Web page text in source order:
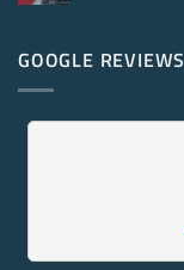
Friendly
y
Give1Life!
PowerEdge
M1000e
Información
GOOGLE REVIEWS